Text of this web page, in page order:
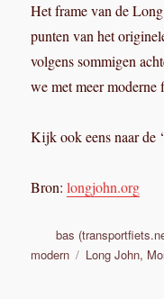
Het frame van de
punten van het
volgens sommigen
we met meer moderne
Kijk ook eens naar de
Bron:longjohn.org
Auteur
bas
modern
Tags
Long John,